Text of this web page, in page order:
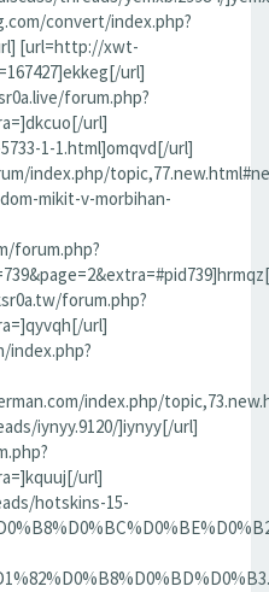
convert/index.php?
[url=http://xwt-
url]
forum.php?
url]
1-1.html]omqvd[/url]
index.php/
mikit-v-morbihan-
forum.php?
forum.php?
url]
index.php?
index.php/
iynyy.9120/]iynyy[/url]
url]
hotskins-15-